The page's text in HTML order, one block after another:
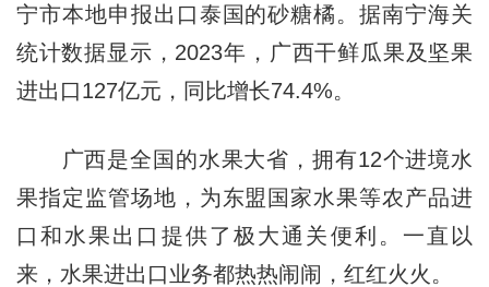
宁市本地申报出口泰国的砂糖橘。据南宁海关
统计数据显示，2023年，广西干鲜瓜果及坚果
进出口127亿元，同比增长74.4%。
广西是全国的水果大省，拥有12个进境水
果指定监管场地，为东盟国家水果等农产品进
口和水果出口提供了极大通关便利。一直以
来，水果进出口业务都热热闹闹，红红火火。